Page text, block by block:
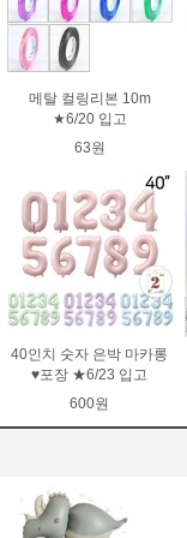
메탈 컬링리본 10m
★6/20 입고
63원
40인치 숫자 은박 마카롱
♥포장 ★6/23 입고
600원